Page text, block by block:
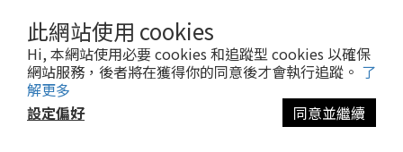
此網站使用 cookies
Hi, 本網站使用必要 cookies 和追蹤型 cookies 以確保
網站服務，後者將在獲得你的同意後才會執行追蹤。 了
解更多
設定偏好
同意並繼續
$TWD 繁體中文